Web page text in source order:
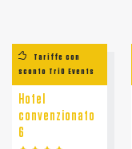
Tariffe con
sconto TriO Events
Hotel
convenzionato
6